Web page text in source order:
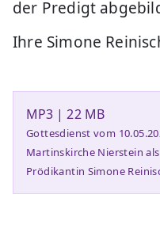
der Predigt
Ihre Simone
MP3 | 22 MB
Gottesdienst vom
Martinskirche Nierstein
Prödikantin Simone